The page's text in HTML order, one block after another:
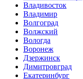
Владивосток
Владимир
Волгоград
Волжский
Вологда
Воронеж
Дзержинск
Димитровград
Екатеринбург